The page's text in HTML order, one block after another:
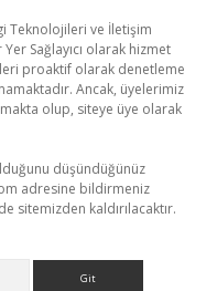
Teknolojileri ve İletişim
Sağlayıcı olarak hizmet
proaktif olarak denetleme
Ancak, üyelerimiz
olup, siteye üye olarak
düşündüğünüz
adresine bildirmeniz
sitemizden kaldırılacaktır.